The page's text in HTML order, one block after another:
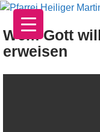
Zum
Inhalt
springen
Wem Gott
erweisen